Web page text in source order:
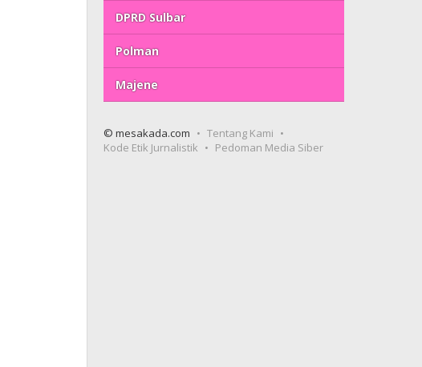
DPRD Sulbar
Polman
Majene
© mesakada.com
Tentang Kami
Kode Etik Jurnalistik
Pedoman Media Siber